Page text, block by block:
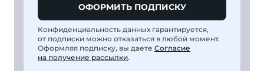
ОФОРМИТЬ ПОДПИСКУ
Конфиденциальность данных гарантируется,
от подписки можно отказаться в любой момент.
Оформляя подписку, вы даете Согласие
на получение рассылки.